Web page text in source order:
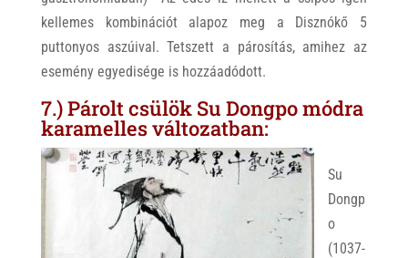
kellemes kombinációt alapoz meg a Disznókő 5
puttonyos aszúival. Tetszett a párosítás, amihez az
esemény egyedisége is hozzáadódott.
7.) Párolt csülök Su Dongpo módra
karamelles változatban:
Su
Dongp
o
(1037-